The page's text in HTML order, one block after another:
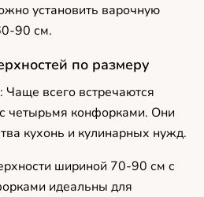
установить варочную
90 см.
по размеру
: Чаще всего встречаются
четырьмя конфорками. Они
кухонь и кулинарных нужд.
шириной 70-90 см с
идеальны для